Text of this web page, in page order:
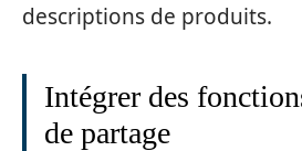
descriptions de produits.
Intégrer des
de partage